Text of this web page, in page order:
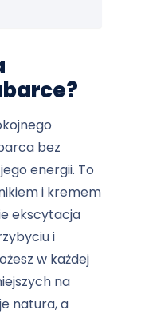
bez
energii. To
i kremem
ekscytacja
i
w każdej
na
natura, a